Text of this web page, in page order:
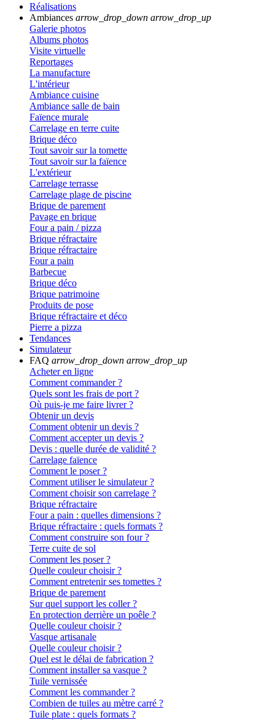
Réalisations
Ambiances arrow_drop_down arrow_drop_up
Galerie photos
Albums photos
Visite virtuelle
Reportages
La manufacture
L'intérieur
Ambiance cuisine
Ambiance salle de bain
Faïence murale
Carrelage en terre cuite
Brique déco
Tout savoir sur la tomette
Tout savoir sur la faïence
L'extérieur
Carrelage terrasse
Carrelage plage de piscine
Brique de parement
Pavage en brique
Four a pain / pizza
Brique réfractaire
Brique réfractaire
Four a pain
Barbecue
Brique déco
Brique patrimoine
Produits de pose
Brique réfractaire et déco
Pierre a pizza
Tendances
Simulateur
FAQ arrow_drop_down arrow_drop_up
Acheter en ligne
Comment commander ?
Quels sont les frais de port ?
Où puis-je me faire livrer ?
Obtenir un devis
Comment obtenir un devis ?
Comment accepter un devis ?
Devis : quelle durée de validité ?
Carrelage faïence
Comment le poser ?
Comment utiliser le simulateur ?
Comment choisir son carrelage ?
Brique réfractaire
Four a pain : quelles dimensions ?
Brique réfractaire : quels formats ?
Comment construire son four ?
Terre cuite de sol
Comment les poser ?
Quelle couleur choisir ?
Comment entretenir ses tomettes ?
Brique de parement
Sur quel support les coller ?
En protection derrière un poêle ?
Quelle couleur choisir ?
Vasque artisanale
Quelle couleur choisir ?
Quel est le délai de fabrication ?
Comment installer sa vasque ?
Tuile vernissée
Comment les commander ?
Combien de tuiles au mètre carré ?
Tuile plate : quels formats ?